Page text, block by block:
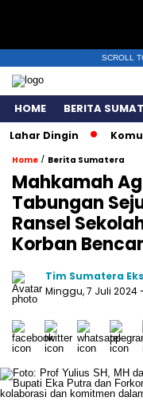
SCROLL
HOME BERITA
Dingin Komunikasi
Home / Berita Sumatera
Mahkamah
Tabungan
Ransel
Korban
Tim Sumatera
Minggu, 7 Juli 2024